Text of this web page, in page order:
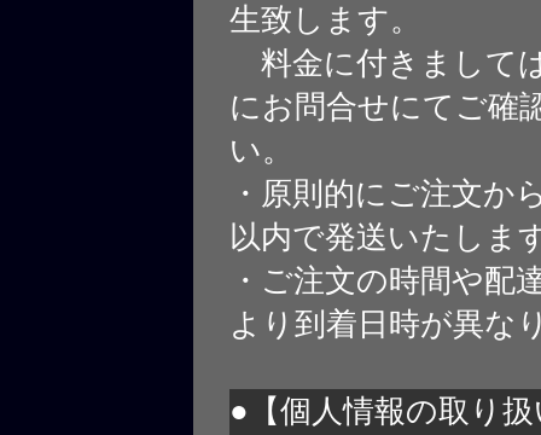
生致します。
料金に付きまして
にお問合せにてご確
い。
・原則的にご注文か
以内で発送いたしま
・ご注文の時間や配
より到着日時が異な
●【個人情報の取り